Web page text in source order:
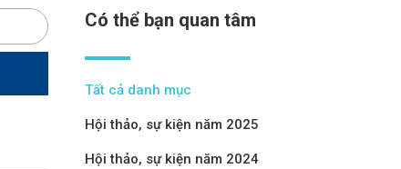
Có thể bạn quan tâm
Tất cả danh mục
Hội thảo, sự kiện năm 2025
Hội thảo, sự kiện năm 2024